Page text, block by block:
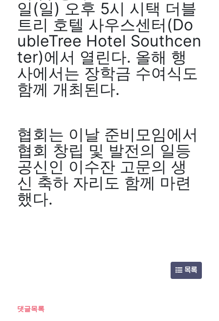
일(일) 오후 5시 시택 더블
트리 호텔 사우스센터(Do
ubleTree Hotel Southcen
ter)에서 열린다. 올해 행
사에서는 장학금 수여식도
함께 개최된다.
협회는 이날 준비모임에서
협회 창립 및 발전의 일등
공신인 이수잔 고문의 생
신 축하 자리도 함께 마련
했다.
목록
댓글목록